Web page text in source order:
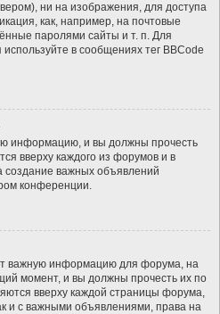
ни на изображения, для доступа
как, например, на почтовые
паролями сайты и т. п. Для
в сообщениях тег BBCode
информацию, и вы должны прочесть
вверху каждого из форумов и в
важных объявлений
конференции.
важную информацию для форума, на
момент, и вы должны прочесть их по
вверху каждой страницы форума,
и с важными объявлениями, права на